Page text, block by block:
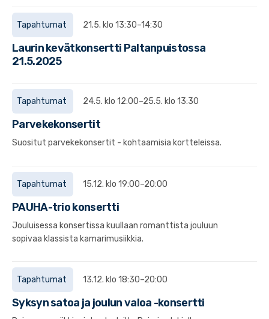
Tapahtumat 21.5. klo 13:30–14:30
Laurin kevätkonsertti Paltanpuistossa
21.5.2025
Tapahtumat 24.5. klo 12:00–25.5. klo 13:30
Parvekekonsertit
Suositut parvekekonsertit - kohtaamisia kortteleissa.
Tapahtumat 15.12. klo 19:00–20:00
PAUHA-trio konsertti
Jouluisessa konsertissa kuullaan romanttista jouluun
sopivaa klassista kamarimusiikkia.
Tapahtumat 13.12. klo 18:30–20:00
Syksyn satoa ja joulun valoa -konsertti